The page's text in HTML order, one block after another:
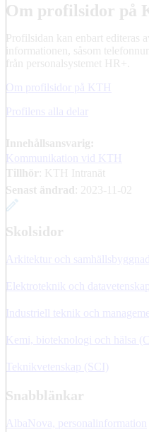
Om profilsidor på
Profilsidan kan enbart editeras
informationen, såsom
från personalsystemet HR+.
Om profilsidor på KTH
Profilens alla delar
Innehållsansvarig:
Kommunikation vid KTH
Tillhör
: KTH Intranät
Senast ändrad
2023-11-02
Skolsidor
Arkitektur och
Elektroteknik och
Industriell teknik och
Kemi, bioteknologi och hälsa
Teknikvetenskap (SCI)
Snabblänkar
AlbaNova, personalinformation